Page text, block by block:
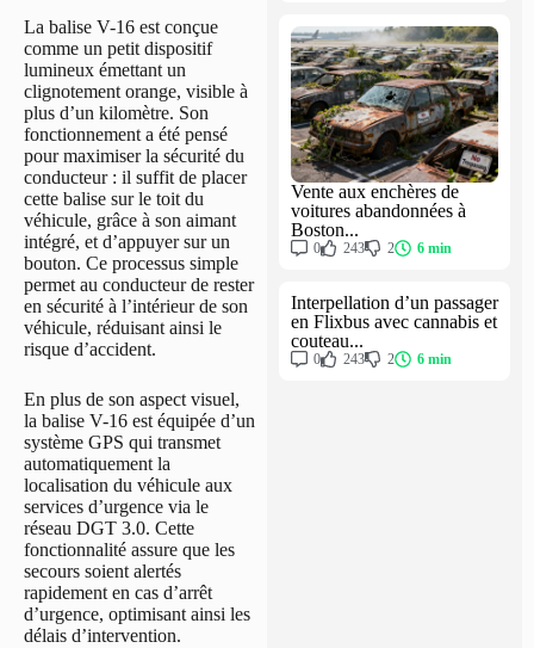
La balise V-16 est conçue
comme un petit dispositif
lumineux émettant un
clignotement orange, visible à
plus d’un kilomètre. Son
fonctionnement a été pensé
pour maximiser la sécurité du
conducteur : il suffit de placer
cette balise sur le toit du
véhicule, grâce à son aimant
intégré, et d’appuyer sur un
bouton. Ce processus simple
permet au conducteur de rester
en sécurité à l’intérieur de son
véhicule, réduisant ainsi le
risque d’accident.
En plus de son aspect visuel,
la balise V-16 est équipée d’un
système GPS qui transmet
automatiquement la
localisation du véhicule aux
services d’urgence via le
réseau DGT 3.0. Cette
fonctionnalité assure que les
secours soient alertés
rapidement en cas d’arrêt
d’urgence, optimisant ainsi les
délais d’intervention.
Vente aux enchères de
voitures abandonnées à
Boston...
0 243 2 6 min
Interpellation d’un passager
en Flixbus avec cannabis et
couteau...
0 243 2 6 min